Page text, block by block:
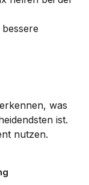
was
ist.
nutzen.